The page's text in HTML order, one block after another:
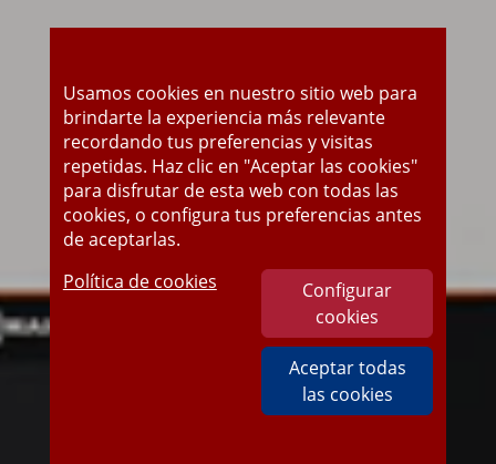
Usamos cookies en nuestro sitio web para
brindarte la experiencia más relevante
recordando tus preferencias y visitas
repetidas. Haz clic en "Aceptar las cookies"
para disfrutar de esta web con todas las
cookies, o configura tus preferencias antes
de aceptarlas.
Política de cookies
Configurar
cookies
Aceptar todas
las cookies